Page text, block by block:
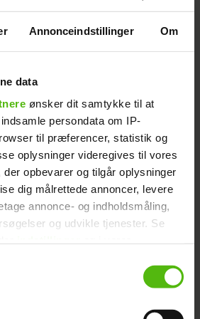
Annonceindstillinger Om
data
ønsker dit samtykke til at
persondata om IP-
til præferencer, statistik og
oplysninger videregives til vores
opbevarer og tilgår oplysninger
dig målrettede annoncer, levere
annonce- og indholdsmåling,
og udvikle tjenester. Se
fra vores
eller ved at trykke på "Privacy
fodbold og PIGER.
venner og sin
Friberg svarer på
vente, til 'FBOY Island'
2. april, så kan du få et